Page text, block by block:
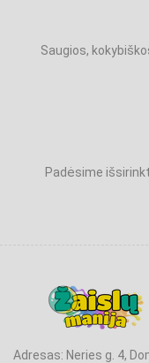
Saugios,
Padėsime
Adresas: Neries g. 4,